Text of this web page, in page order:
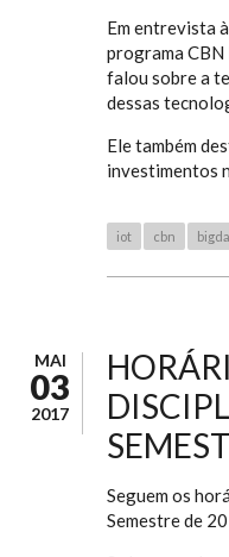
Em entrevista
programa
falou sobre a
dessas
Ele também
investimentos
iot cbn
MAI
03
2017
Seguem os
Semestre de